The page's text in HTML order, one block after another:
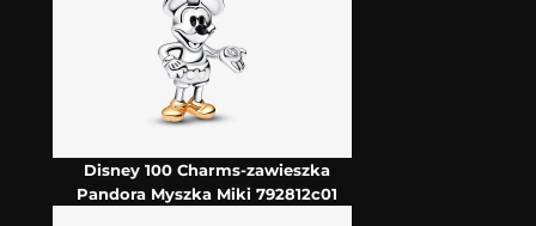
Disney 100 Charms-zawieszka
Pandora Myszka Miki 792812c01